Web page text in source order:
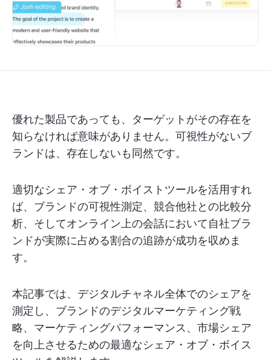
優れた製品であっても、ターゲットがその存在を
知らなければ意味がありません。可視性がないブ
ランドは、存在しないも同然です。
適切なシェア・オブ・ボイストツールを活用すれ
ば、ブランドの可視性測定、競合他社との比較分
析、そしてオンライン上の会話において自社ブラ
ンドが実際に占める割合の追跡が成功を収めま
す。
本記事では、デジタルチャネル全体でのシェアを
測定し、ブランドのデジタルマーケティング戦
略、マーケティングパフォーマンス、市場シェア
を向上させるための最適なシェア・オブ・ボイス